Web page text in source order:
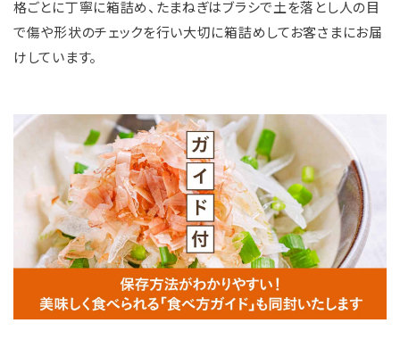
格ごとに丁寧に箱詰め、たまねぎはブラシで土を落とし人の目
で傷や形状のチェックを行い大切に箱詰めしてお客さまにお届
けしています。